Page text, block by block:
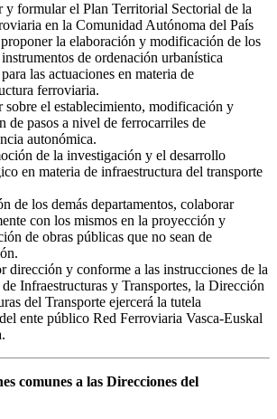
y formular el Plan Territorial Sectorial de la
en la Comunidad Autónoma del País
la elaboración y modificación de los
de ordenación urbanística
las actuaciones en materia de
ferroviaria.
sobre el establecimiento, modificación y
de pasos a nivel de ferrocarriles de
autonómica.
de la investigación y el desarrollo
en materia de infraestructura del transporte
de los demás departamentos, colaborar
con los mismos en la proyección y
de obras públicas que no sean de
dirección y conforme a las instrucciones de la
Infraestructuras y Transportes, la Dirección
del Transporte ejercerá la tutela
ente público Red Ferroviaria Vasca-Euskal
comunes a las Direcciones del